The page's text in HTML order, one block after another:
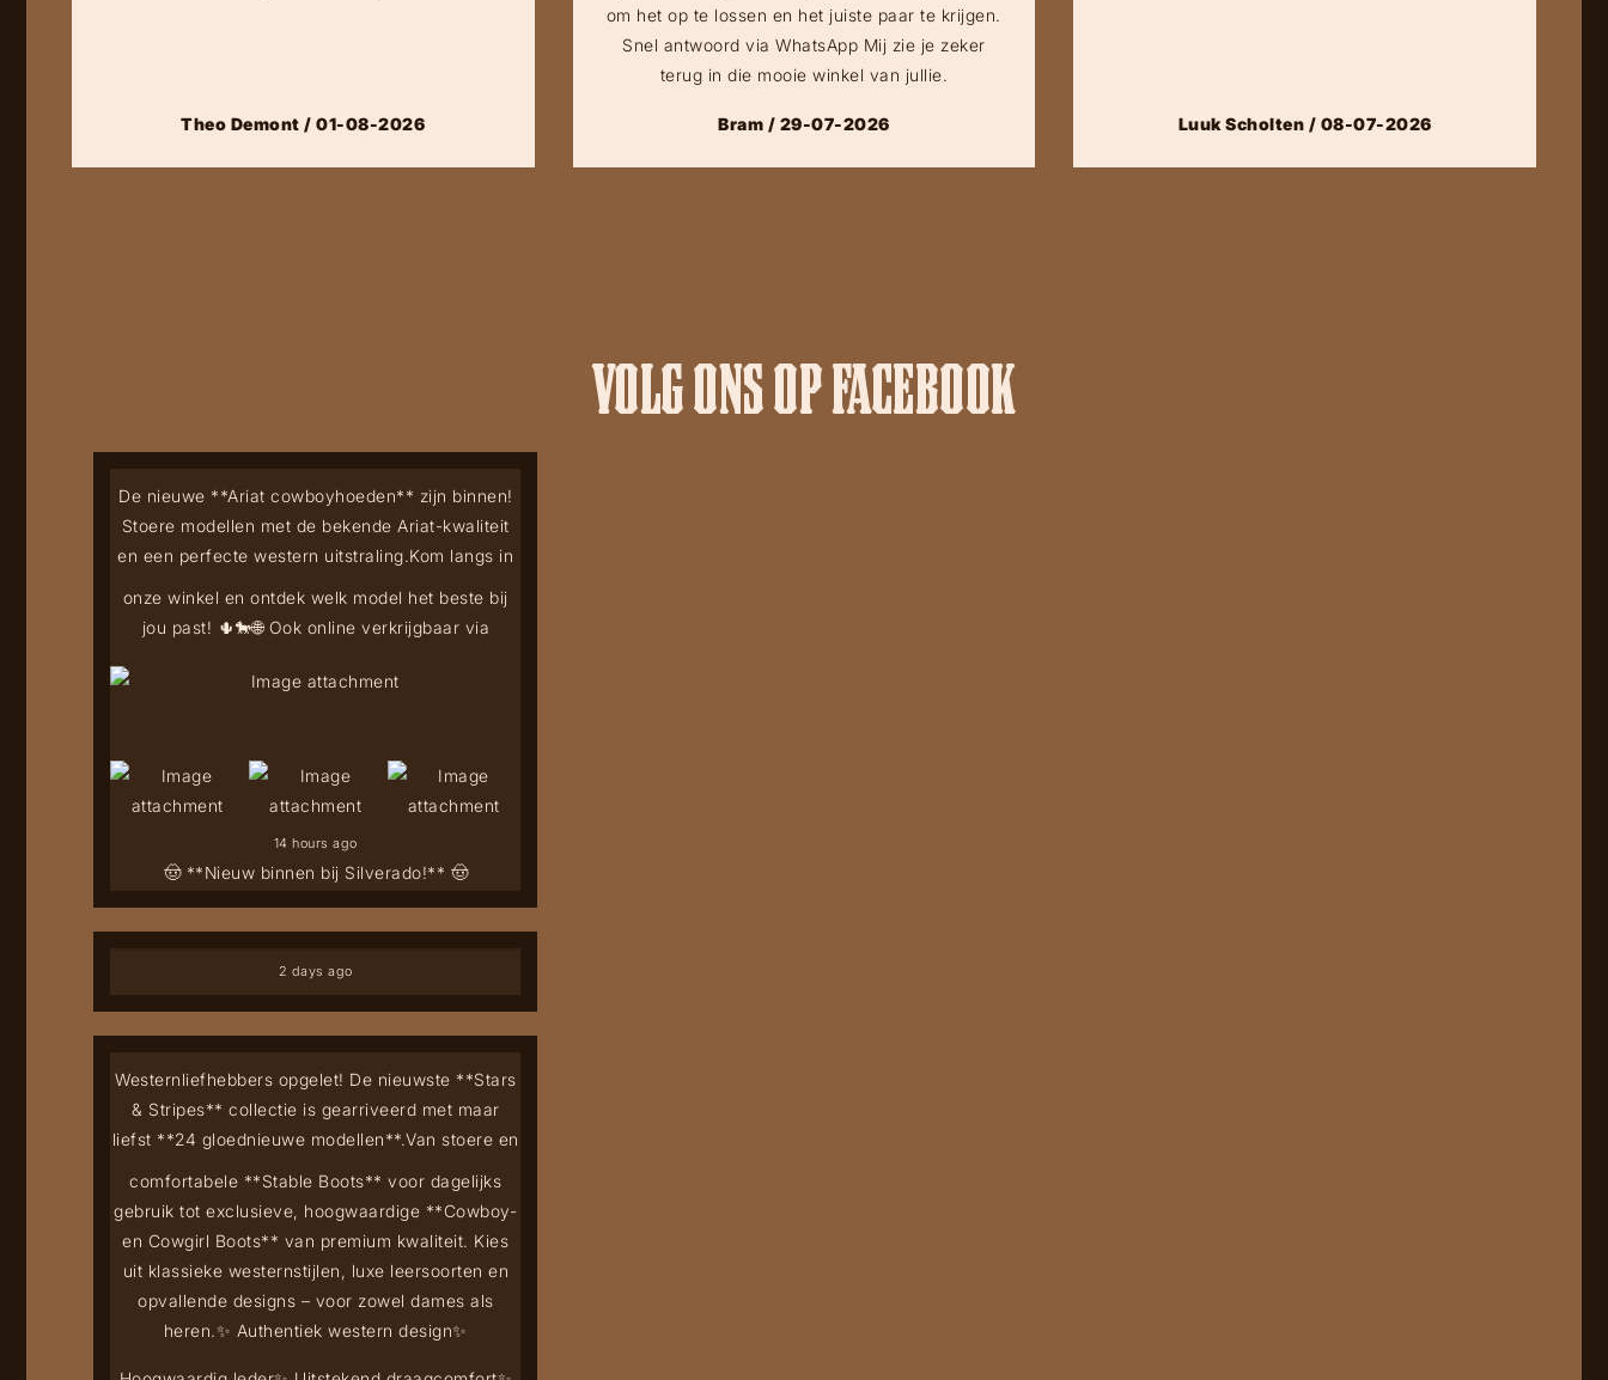
Theo Demont / 01-08-2026
om het op te lossen en het juiste paar te krijgen.
Snel antwoord via WhatsApp Mij zie je zeker
terug in die mooie winkel van jullie.
Bram / 29-07-2026 Luuk Scholten / 08-07-2026
VOLG ONS OP FACEBOOK
🤠 **Nieuw binnen bij Silverado!** 🤠
De nieuwe **Ariat cowboyhoeden** zijn binnen!
Stoere modellen met de bekende Ariat-kwaliteit
en een perfecte western uitstraling.Kom langs in
onze winkel en ontdek welk model het beste bij
jou past! 🌵🐎🌐 Ook online verkrijgbaar via
14 hours ago
2 days ago
Westernliefhebbers opgelet! De nieuwste **Stars
& Stripes** collectie is gearriveerd met maar
liefst **24 gloednieuwe modellen**.Van stoere en
comfortabele **Stable Boots** voor dagelijks
gebruik tot exclusieve, hoogwaardige **Cowboy-
en Cowgirl Boots** van premium kwaliteit. Kies
uit klassieke westernstijlen, luxe leersoorten en
opvallende designs – voor zowel dames als
heren.✨ Authentiek western design✨